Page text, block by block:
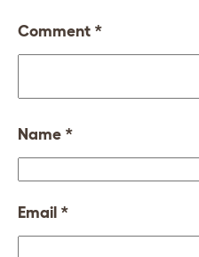
Comment *
Name *
Email *